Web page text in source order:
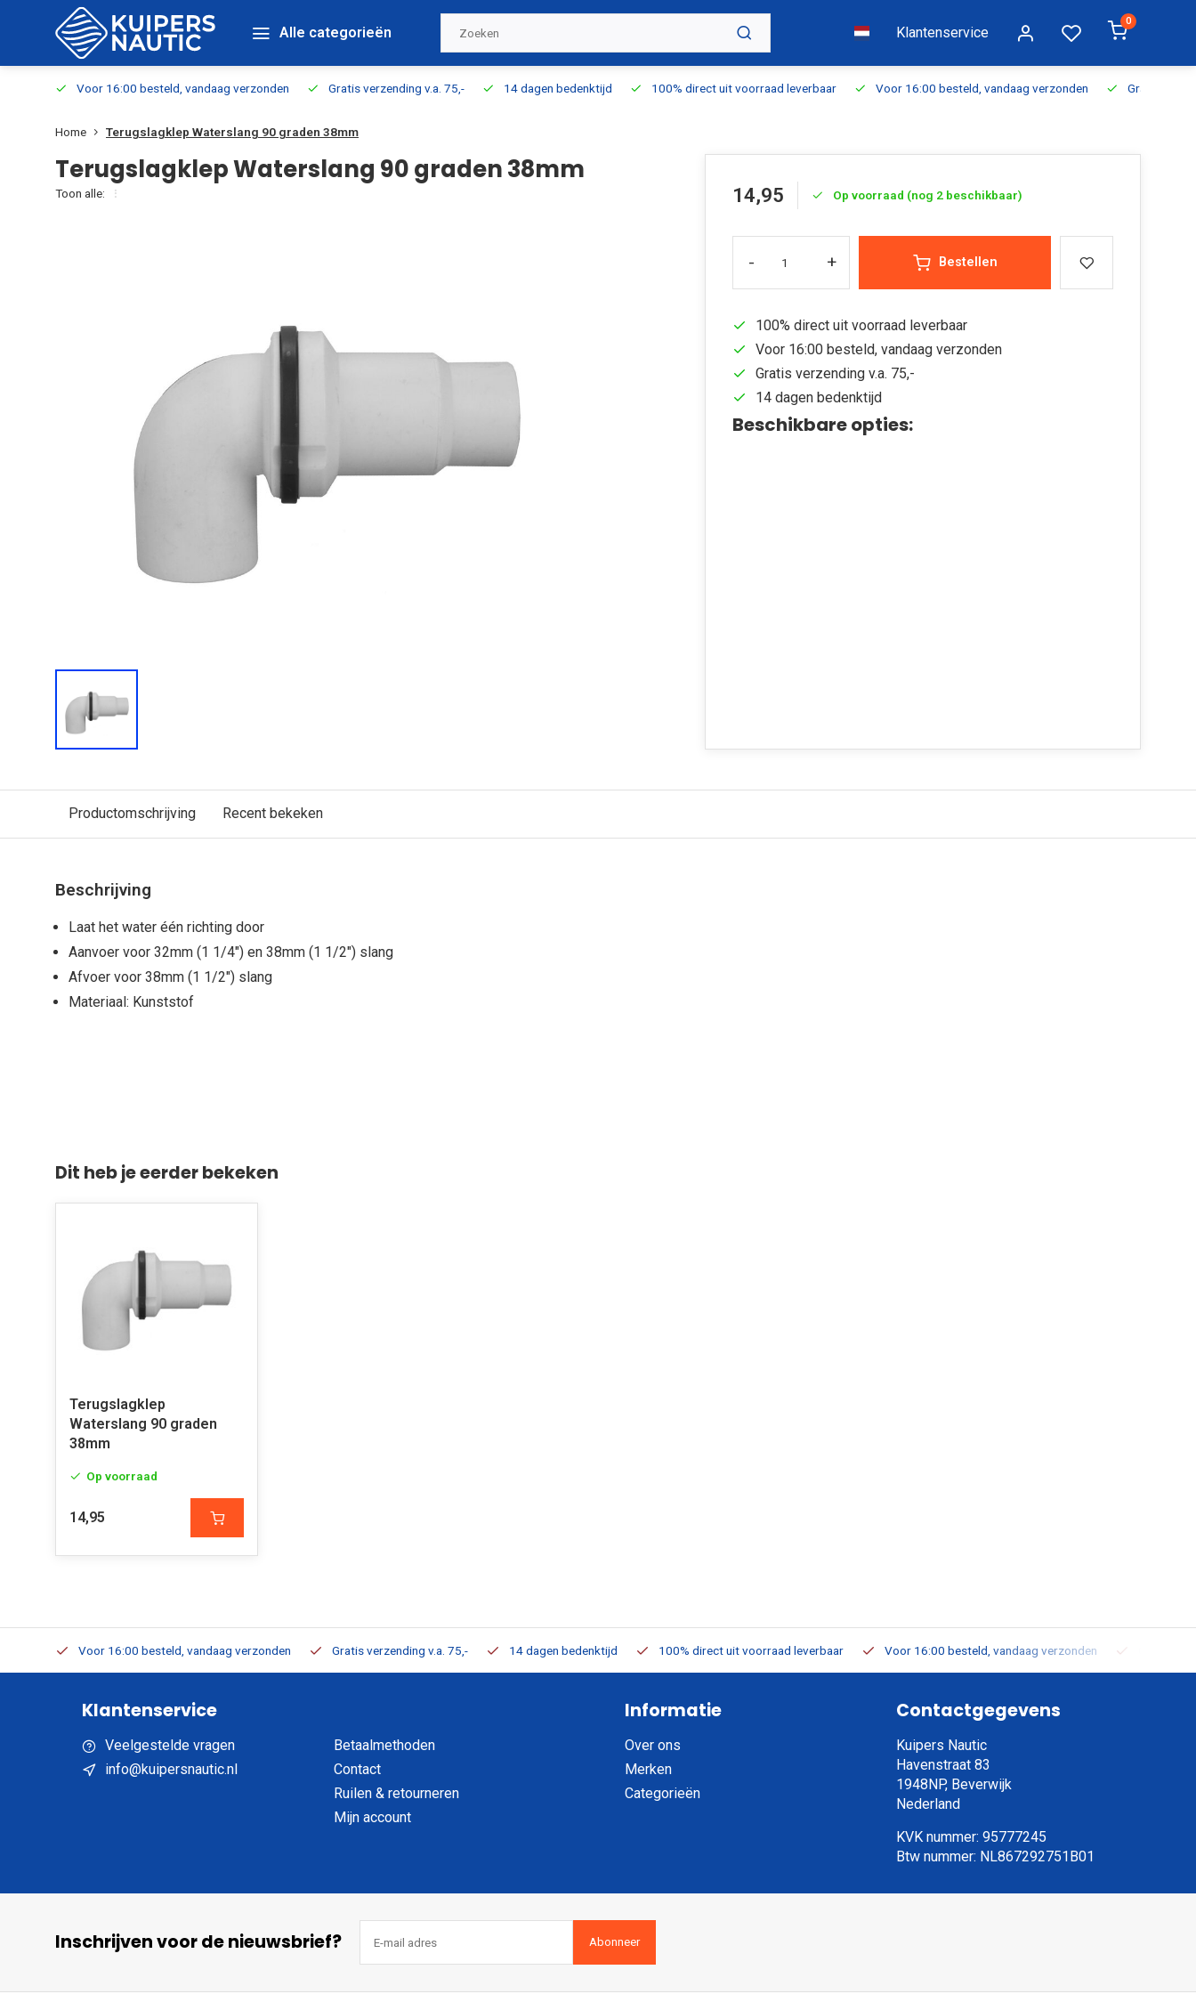
Alle categorieën Klantenservice
0
Voor 16:00 besteld, vandaag verzonden Gratis verzending v.a. 75,- 14 dagen bedenktijd 100% direct uit voorraad leverbaar Voor 16:00 besteld, vandaag verzonden Gratis
Home Terugslagklep Waterslang 90 graden 38mm
Terugslagklep Waterslang 90 graden 38mm
Toon alle: 14,95 Op voorraad (nog 2 beschikbaar)
- + Bestellen
100% direct uit voorraad leverbaar
Voor 16:00 besteld, vandaag verzonden
Gratis verzending v.a. 75,-
14 dagen bedenktijd
Beschikbare opties:
Productomschrijving Recent bekeken
Beschrijving
Laat het water één richting door
Aanvoer voor 32mm (1 1/4") en 38mm (1 1/2") slang
Afvoer voor 38mm (1 1/2") slang
Materiaal: Kunststof
Dit heb je eerder bekeken
Terugslagklep
Waterslang 90 graden
38mm
Op voorraad
14,95
Voor 16:00 besteld, vandaag verzonden Gratis verzending v.a. 75,- 14 dagen bedenktijd 100% direct uit voorraad leverbaar Voor 16:00 besteld, vandaag verzonden
Klantenservice
Veelgestelde vragen
info@kuipersnautic.nl
Betaalmethoden
Contact
Ruilen & retourneren
Mijn account
Informatie
Over ons
Merken
Categorieën
Contactgegevens
Kuipers Nautic
Havenstraat 83
1948NP, Beverwijk
Nederland
KVK nummer: 95777245
Btw nummer: NL867292751B01
Inschrijven voor de nieuwsbrief? Abonneer